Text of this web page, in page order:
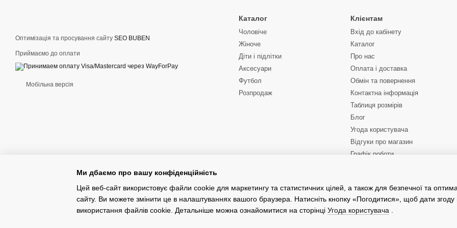
Куртки Nike також відрізняються функціональністю — у них часто є безліч кишень для
кращого захисту від вітру, а також зручні застібки-блискавки, що гарантують легкий
зручною у використанні в будь-яких умовах.
Як вибрати чоловічу куртку Nike?
При виборі чоловічої куртки Nike варто враховувати ваші потреби та сезонність. Якщо вам
моделі з вентиляційними вставками, які забезпечують циркуляцію повітря і не дають
вибір утепленої моделі з вітронепроникними та водонепроникними властивостями, які
враховувати стиль куртки: Nike пропонує як спортивні моделі, так і більш універсальні
Оптимізація та просування сайту SEO BUBEN
Приймаємо до оплати
Мобільна версія
Каталог
Чоловіче
Жіноче
Діти і підлітки
Аксесуари
Футбол
Розпродаж
Клієнтам
Вхід до кабінету
Каталог
Про нас
Оплата і доставка
Обмін та повернення
Контактна інформація
Таблиця розмірів
Блог
Угода користувача
Відгуки про магазин
Графік роботи
Ми дбаємо про вашу конфіденційність
Цей веб-сайт використовує файли cookie для маркетингу та статистичних цілей, а також для безпечної та
сайту. Ви можете змінити це в налаштуваннях вашого браузера. Натисніть кнопку «Погодитися», щоб дати згоду
використання файлів cookie. Детальніше можна ознайомитися на сторінці Угода користувача